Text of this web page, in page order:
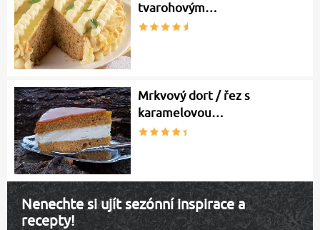
tvarohovým…
Mrkvový dort / řez s
karamelovou…
Nenechte si ujít sezónní inspirace a
recepty!